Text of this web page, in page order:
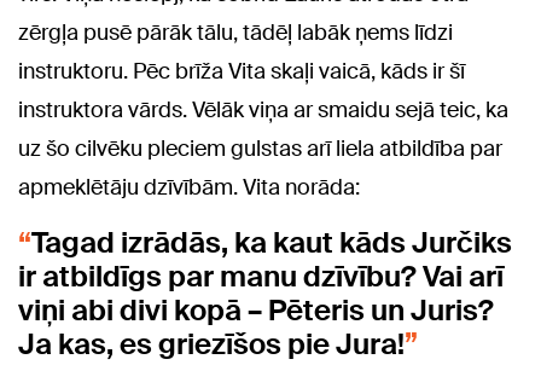
zērgļa pusē pārāk tālu, tādēļ labāk ņems līdzi
instruktoru. Pēc brīža Vita skaļi vaicā, kāds ir šī
instruktora vārds. Vēlāk viņa ar smaidu sejā teic, ka
uz šo cilvēku pleciem gulstas arī liela atbildība par
apmeklētāju dzīvībām. Vita norāda:
Tagad izrādās, ka kaut kāds Jurčiks
ir atbildīgs par manu dzīvību? Vai arī
viņi abi divi kopā – Pēteris un Juris?
Ja kas, es griezīšos pie Jura!